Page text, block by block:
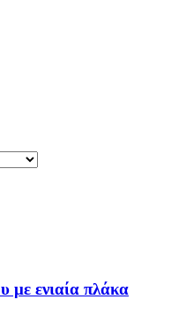
με ενιαία πλάκα